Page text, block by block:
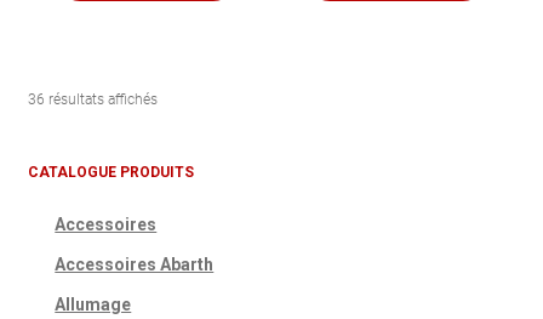
36 résultats affichés
CATALOGUE PRODUITS
Accessoires
Accessoires Abarth
Allumage